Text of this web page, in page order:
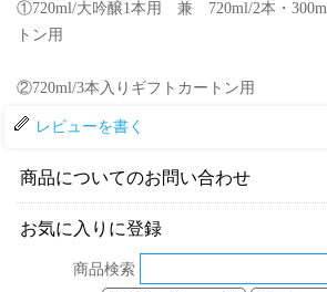
①720ml/大吟醸1本用 兼 720ml/2本・
トン用
②720ml/3本入りギフトカートン用
レビューを書く
商品についてのお問い合わせ
お気に入りに登録
商品検索